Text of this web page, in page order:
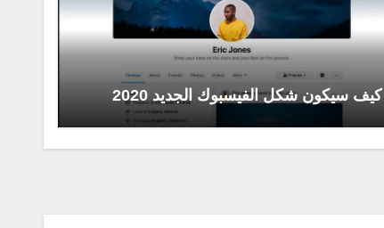
كيف سيكون شكل الفيسبوك الجديد 2020